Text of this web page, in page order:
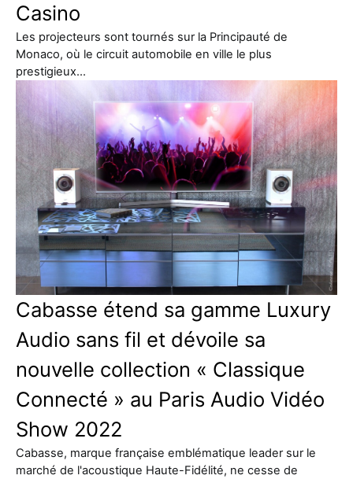
Casino
Les projecteurs sont tournés sur la Principauté de
Monaco, où le circuit automobile en ville le plus
prestigieux…
Cabasse étend sa gamme Luxury
Audio sans fil et dévoile sa
nouvelle collection « Classique
Connecté » au Paris Audio Vidéo
Show 2022
Cabasse, marque française emblématique leader sur le
marché de l'acoustique Haute-Fidélité, ne cesse de